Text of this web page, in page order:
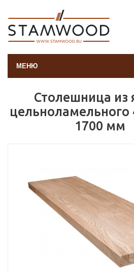
МЕНЮ
Столешница из
цельноламельного
1700 мм